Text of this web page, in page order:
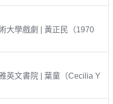
大學戲劇 | 黃正民（1970
英文書院 | 葉童（Cecilia Y